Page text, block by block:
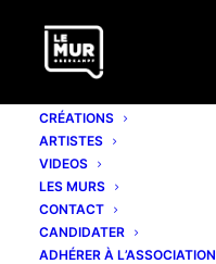
CRÉATIONS
ARTISTES
VIDEOS
LES MURS
CONTACT
CANDIDATER
ADHÉRER À L’ASSOCIATION
RNST